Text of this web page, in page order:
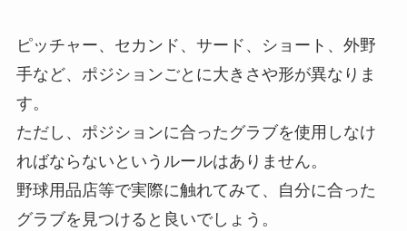
ピッチャー、セカンド、サード、ショート、外野
手など、ポジションごとに大きさや形が異なりま
す。
ただし、ポジションに合ったグラブを使用しなけ
ればならないというルールはありません。
野球用品店等で実際に触れてみて、自分に合った
グラブを見つけると良いでしょう。